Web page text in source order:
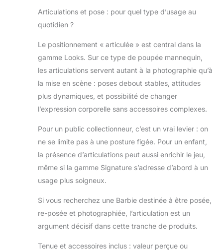
ajourées aux
originaux faisant
ressortir leurs
personnalités, les
poupées Barbie
Looks plairont aux
passionnés de
mode, aux
collectionneurs.
Articulations et pose : pour quel type d’usage au
quotidien ?
Le positionnement « articulée » est central dans la
gamme Looks. Sur ce type de poupée mannequin,
les articulations servent autant à la photographie qu’à
la mise en scène : poses debout stables, attitudes
plus dynamiques, et possibilité de changer
l’expression corporelle sans accessoires complexes.
Pour un public collectionneur, c’est un vrai levier : on
ne se limite pas à une posture figée. Pour un enfant,
la présence d’articulations peut aussi enrichir le jeu,
même si la gamme Signature s’adresse d’abord à un
usage plus soigneux.
Si vous recherchez une Barbie destinée à être posée,
re-posée et photographiée, l’articulation est un
argument décisif dans cette tranche de produits.
Tenue et accessoires inclus : valeur perçue ou